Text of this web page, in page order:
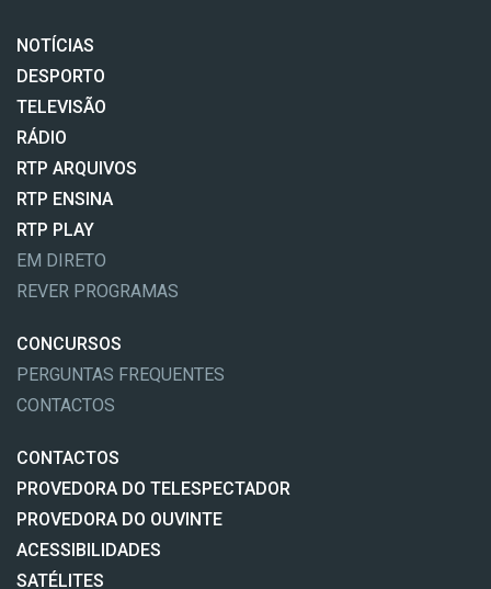
NOTÍCIAS
DESPORTO
TELEVISÃO
RÁDIO
RTP ARQUIVOS
RTP ENSINA
RTP PLAY
EM DIRETO
REVER PROGRAMAS
CONCURSOS
PERGUNTAS FREQUENTES
CONTACTOS
CONTACTOS
PROVEDORA DO TELESPECTADOR
PROVEDORA DO OUVINTE
ACESSIBILIDADES
SATÉLITES